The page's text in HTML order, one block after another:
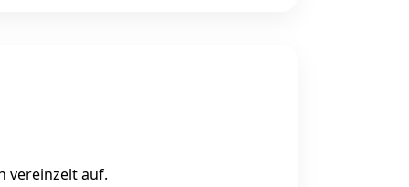
vereinzelt auf.